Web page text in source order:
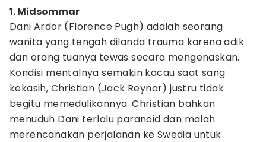
1. Midsommar
Dani Ardor (Florence Pugh) adalah seorang
wanita yang tengah dilanda trauma karena adik
dan orang tuanya tewas secara mengenaskan.
Kondisi mentalnya semakin kacau saat sang
kekasih, Christian (Jack Reynor) justru tidak
begitu memedulikannya. Christian bahkan
menuduh Dani terlalu paranoid dan malah
merencanakan perjalanan ke Swedia untuk